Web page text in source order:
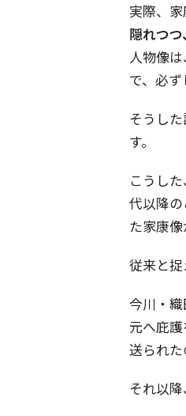
実際、
隠れつ
人物像
で、必ず
そうし
す。
こうし
代以降
た家康像
従来と
今川・
元へ庇
送られた
それ以